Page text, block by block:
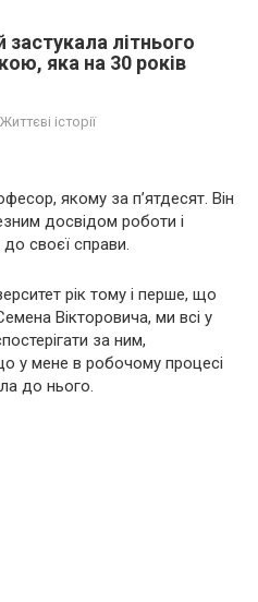
застукала літнього
яка на 30 років
Життєві історії
якому за п’ятдесят. Він
досвідом роботи і
своєї справи.
рік тому і перше, що
Вікторовича, ми всі у
за ним,
у мене в робочому процесі
до нього.